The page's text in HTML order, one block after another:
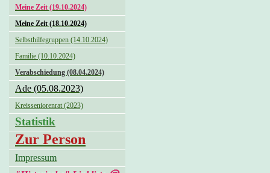
Meine Zeit (19.10.2024)
Meine Zeit (18.10.2024)
Selbsthilfegruppen (14.10.2024)
Familie (10.10.2024)
Verabschiedung (08.04.2024)
Ade (05.08.2023)
Kreisseniorenrat (2023)
Statistik
Zur Person
Impressum